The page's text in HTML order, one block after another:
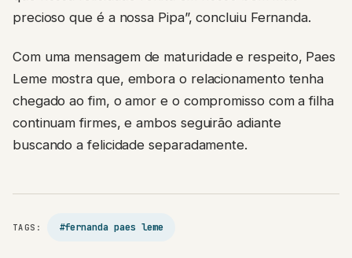
precioso que é a nossa Pipa”, concluiu Fernanda.
Com uma mensagem de maturidade e respeito, Paes
Leme mostra que, embora o relacionamento tenha
chegado ao fim, o amor e o compromisso com a filha
continuam firmes, e ambos seguirão adiante
buscando a felicidade separadamente.
TAGS: #fernanda paes leme